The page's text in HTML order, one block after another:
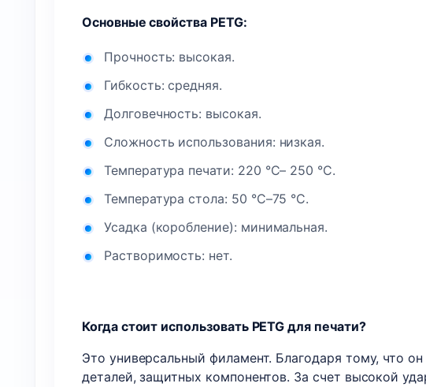
Основные свойства PETG:
Прочность: высокая.
Гибкость: средняя.
Долговечность: высокая.
Сложность использования: низкая.
Температура печати: 220 °C– 250 °C.
Температура стола: 50 °C–75 °C.
Усадка (коробление): минимальная.
Растворимость: нет.
Когда стоит использовать PETG для печати?
Это универсальный филамент. Благодаря тому, что
деталей, защитных компонентов. За счет высокой